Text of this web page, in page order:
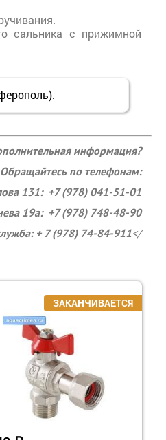
сальника с прижимной
информация?
Обращайтесь по телефонам:
131: +7 (978) 041-51-01
19а: +7 (978) 748-48-90
+ 7 (978) 74-84-911</